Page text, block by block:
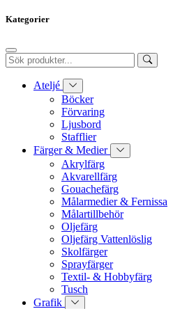
Kategorier
Ateljé
Böcker
Förvaring
Ljusbord
Stafflier
Färger & Medier
Akrylfärg
Akvarellfärg
Gouachefärg
Målarmedier & Fernissa
Målartillbehör
Oljefärg
Oljefärg Vattenlöslig
Skolfärger
Sprayfärger
Textil- & Hobbyfärg
Tusch
Grafik